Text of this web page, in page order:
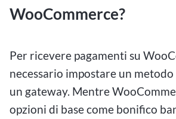
WooCommerce?
Per ricevere pagamenti su
necessario impostare un
un gateway. Mentre
opzioni di base come bonifico